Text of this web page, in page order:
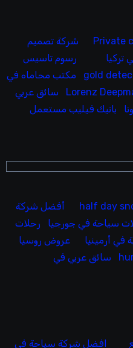
Private
شركة تصميم
رسوم تاسيس
gold
مكتب محاماه في
Lorenz
سائق عربي
باتيك فيليب مستعمل
half day
أفضل شركة
سياحة في جورجيا
رحلات
أرمينيا
عروض روسيا
سائق عربي في
افضل شركة سياحة في